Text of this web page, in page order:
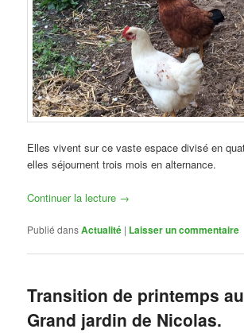
Elles vivent sur ce vaste espace divisé en
elles séjournent trois mois en alternance.
Continuer la lecture →
Publié dansActualité | Laisser un commentaire
Transition de printemps au
Grand jardin de Nicolas.